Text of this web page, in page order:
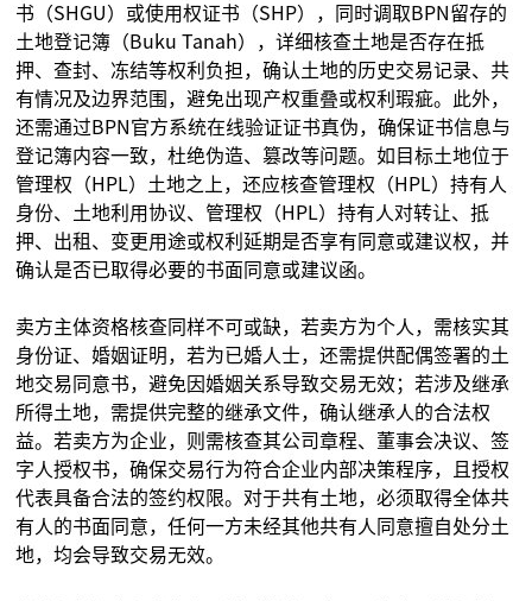
书（SHGU）或使用权证书（SHP），同时调取BPN留存的
土地登记簿（Buku Tanah），详细核查土地是否存在抵
押、查封、冻结等权利负担，确认土地的历史交易记录、共
有情况及边界范围，避免出现产权重叠或权利瑕疵。此外，
还需通过BPN官方系统在线验证证书真伪，确保证书信息与
登记簿内容一致，杜绝伪造、篡改等问题。如目标土地位于
管理权（HPL）土地之上，还应核查管理权（HPL）持有人
身份、土地利用协议、管理权（HPL）持有人对转让、抵
押、出租、变更用途或权利延期是否享有同意或建议权，并
确认是否已取得必要的书面同意或建议函。
卖方主体资格核查同样不可或缺，若卖方为个人，需核实其
身份证、婚姻证明，若为已婚人士，还需提供配偶签署的土
地交易同意书，避免因婚姻关系导致交易无效；若涉及继承
所得土地，需提供完整的继承文件，确认继承人的合法权
益。若卖方为企业，则需核查其公司章程、董事会决议、签
字人授权书，确保交易行为符合企业内部决策程序，且授权
代表具备合法的签约权限。对于共有土地，必须取得全体共
有人的书面同意，任何一方未经其他共有人同意擅自处分土
地，均会导致交易无效。